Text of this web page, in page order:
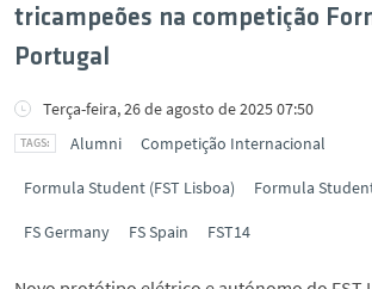
tricampeões na competição
Portugal
Terça-feira, 26 de agosto de 2025 07:50
Alumni
Competição Internacional
Formula Student (FST Lisboa) Formula
FS Germany FS Spain FST14